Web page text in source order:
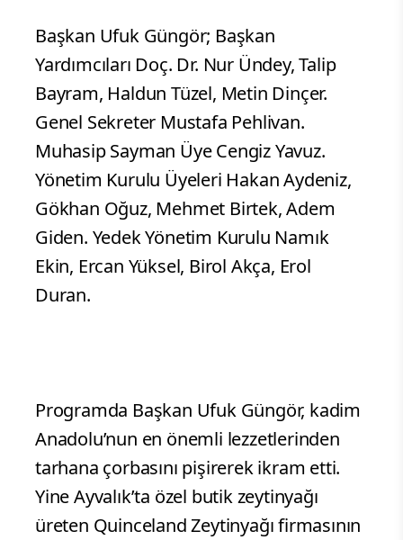
Başkan Ufuk Güngör; Başkan
Yardımcıları Doç. Dr. Nur Ündey, Talip
Bayram, Haldun Tüzel, Metin Dinçer.
Genel Sekreter Mustafa Pehlivan.
Muhasip Sayman Üye Cengiz Yavuz.
Yönetim Kurulu Üyeleri Hakan Aydeniz,
Gökhan Oğuz, Mehmet Birtek, Adem
Giden. Yedek Yönetim Kurulu Namık
Ekin, Ercan Yüksel, Birol Akça, Erol
Duran.
Programda Başkan Ufuk Güngör, kadim
Anadolu’nun en önemli lezzetlerinden
tarhana çorbasını pişirerek ikram etti.
Yine Ayvalık’ta özel butik zeytinyağı
üreten Quinceland Zeytinyağı firmasının